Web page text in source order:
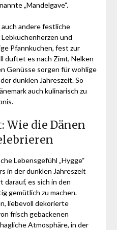
„Mandelgave“.
andere festliche
und
Pfannkuchen, fest zur
duftet es nach Zimt, Nelken
Genüsse sorgen für wohlige
dunklen Jahreszeit. So
auch kulinarisch zu
Wie die Dänen
Lebensgefühl „Hygge“
in der dunklen Jahreszeit
darauf, es sich in den
gemütlich zu machen.
liebevoll dekorierte
frisch gebackenen
Atmosphäre, in der